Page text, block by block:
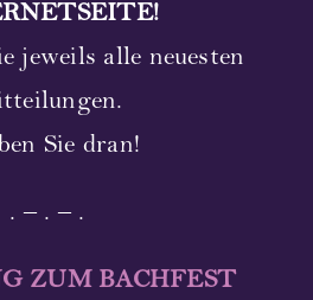
!
jeweils alle neuesten
Sie dran!
. – . – .
ZUM BACHFEST